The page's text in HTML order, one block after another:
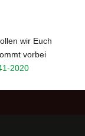
wir Euch
vorbei
2020